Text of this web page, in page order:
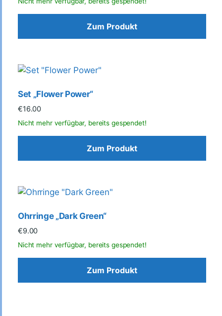
Zum Produkt
Set „Flower Power“
€16.00
Zum Produkt
Ohrringe „Dark Green“
€9.00
Zum Produkt